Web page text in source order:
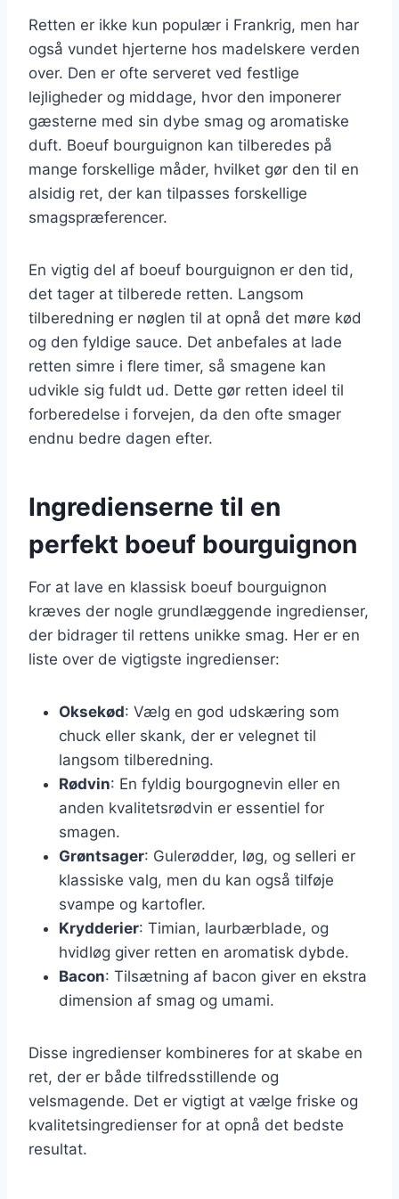
Retten er ikke kun populær i Frankrig, men har
også vundet hjerterne hos madelskere verden
over. Den er ofte serveret ved festlige
lejligheder og middage, hvor den imponerer
gæsterne med sin dybe smag og aromatiske
duft. Boeuf bourguignon kan tilberedes på
mange forskellige måder, hvilket gør den til en
alsidig ret, der kan tilpasses forskellige
smagspræferencer.
En vigtig del af boeuf bourguignon er den tid,
det tager at tilberede retten. Langsom
tilberedning er nøglen til at opnå det møre kød
og den fyldige sauce. Det anbefales at lade
retten simre i flere timer, så smagene kan
udvikle sig fuldt ud. Dette gør retten ideel til
forberedelse i forvejen, da den ofte smager
endnu bedre dagen efter.
Ingredienserne til en
perfekt boeuf bourguignon
For at lave en klassisk boeuf bourguignon
kræves der nogle grundlæggende ingredienser,
der bidrager til rettens unikke smag. Her er en
liste over de vigtigste ingredienser:
Oksekød: Vælg en god udskæring som
chuck eller skank, der er velegnet til
langsom tilberedning.
Rødvin: En fyldig bourgognevin eller en
anden kvalitetsrødvin er essentiel for
smagen.
Grøntsager: Gulerødder, løg, og selleri er
klassiske valg, men du kan også tilføje
svampe og kartofler.
Krydderier: Timian, laurbærblade, og
hvidløg giver retten en aromatisk dybde.
Bacon: Tilsætning af bacon giver en ekstra
dimension af smag og umami.
Disse ingredienser kombineres for at skabe en
ret, der er både tilfredsstillende og
velsmagende. Det er vigtigt at vælge friske og
kvalitetsingredienser for at opnå det bedste
resultat.